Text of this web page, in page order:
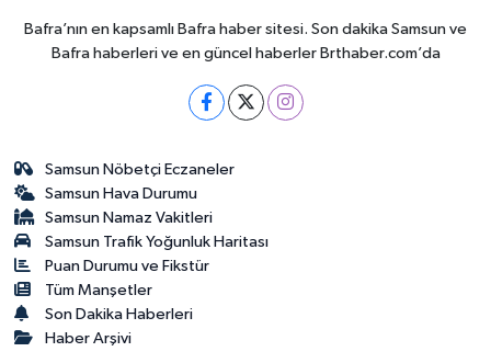
Bafra’nın en kapsamlı Bafra haber sitesi. Son dakika Samsun ve
Bafra haberleri ve en güncel haberler Brthaber.com’da
Samsun Nöbetçi Eczaneler
Samsun Hava Durumu
Samsun Namaz Vakitleri
Samsun Trafik Yoğunluk Haritası
Puan Durumu ve Fikstür
Tüm Manşetler
Son Dakika Haberleri
Haber Arşivi